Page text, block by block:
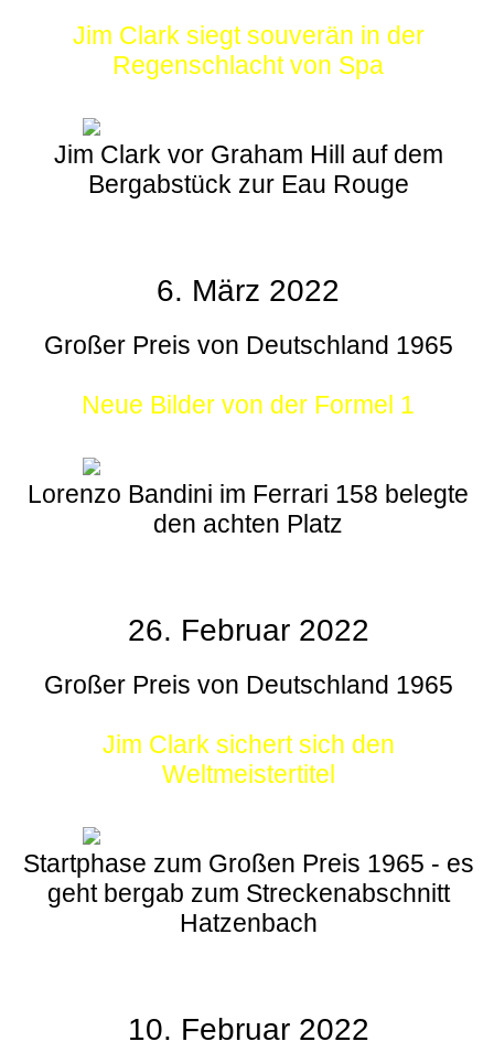
Jim Clark siegt souverän in der
Regenschlacht von Spa
Jim Clark vor Graham Hill auf dem
Bergabstück zur Eau Rouge
6. März 2022
Großer Preis von Deutschland 1965
Neue Bilder von der Formel 1
Lorenzo Bandini im Ferrari 158 belegte
den achten Platz
26. Februar 2022
Großer Preis von Deutschland 1965
Jim Clark sichert sich den
Weltmeistertitel
Startphase zum Großen Preis 1965 - es
geht bergab zum Streckenabschnitt
Hatzenbach
10. Februar 2022